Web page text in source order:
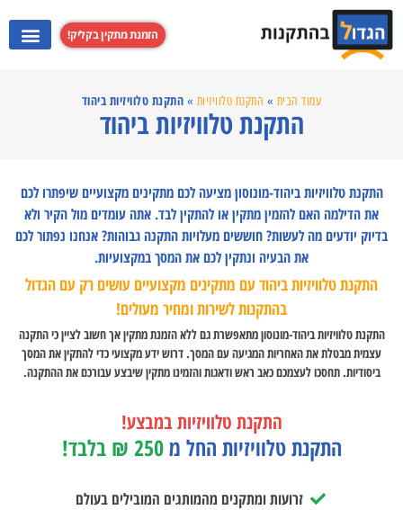
הזמנת מתקין בקליק!
עמוד הבית » התקנת טלוויזיות » התקנת טלוויזיות ביהוד
התקנת טלוויזיות ביהוד
התקנת טלוויזיות ביהוד-מונוסון מציעה לכם מתקינים מקצועיים שיפתרו לכם
את הדילמה האם להזמין מתקין או להתקין לבד. אתה עומדים מול הקיר ולא
בדיוק יודעים מה לעשות? חוששים מעלויות התקנה גבוהות? אנחנו נפתור לכם
את הבעיה ונתקין לכם את המסך במקצועיות.
התקנת טלוויזיות ביהוד עם מתקינים מקצועיים עושים רק עם הגדול
בהתקנות לשירות ומחיר מעולים!
התקנת טלוויזיות ביהוד-מונוסון מתאפשרת גם ללא הזמנת מתקין אך חשוב לציין כי התקנה
עצמית מבטלת את האחריות המגיעה עם המסך. דרוש ידע מקצועי כדי להתקין את המסך
ביסודיות. תחסכו לעצמכם כאב ראש ודאגות והזמינו מתקין שיבצע עבורכם את ההתקנה.
התקנת טלוויזיות במבצע!
התקנת טלוויזיות החל מ250 ₪ בלבד!
זרועות ומתקנים מהמותגים המובילים בעולם